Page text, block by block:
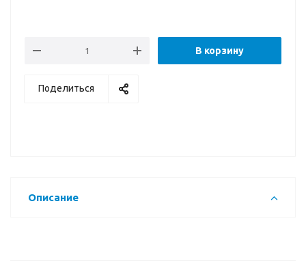
В корзину
Поделиться
Описание